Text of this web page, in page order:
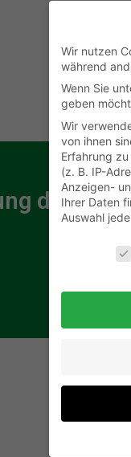
der
Wir nutzen
während
Wenn Sie
geben
Wir
von ihnen
Erfahrung
(z. B. IP-
Anzeigen-
Ihrer Daten
Auswahl